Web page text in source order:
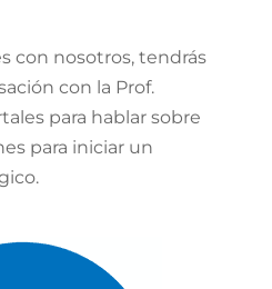
con nosotros, tendrás
con la Prof.
para hablar sobre
para iniciar un